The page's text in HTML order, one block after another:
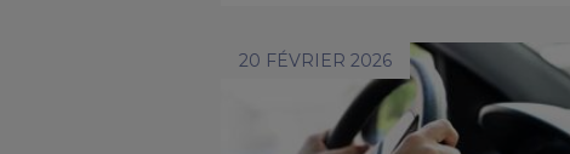
20 FÉVRIER 2026